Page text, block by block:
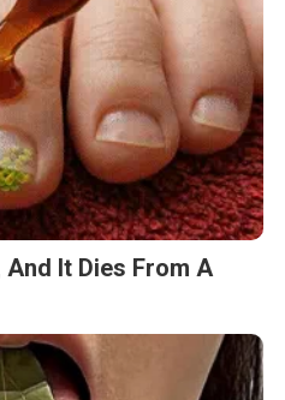
It Dies From A